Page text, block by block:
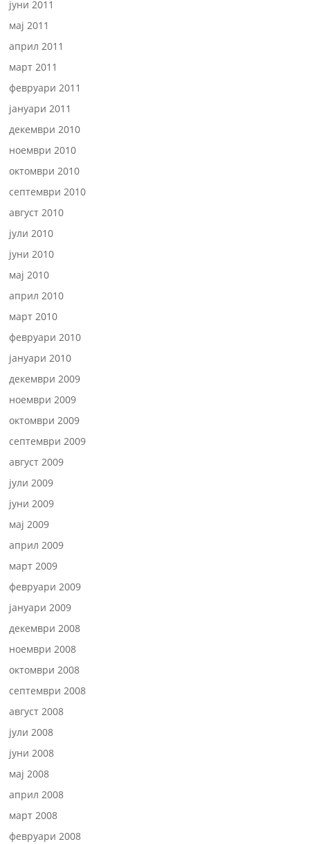
јуни 2011
мај 2011
април 2011
март 2011
февруари 2011
јануари 2011
декември 2010
ноември 2010
октомври 2010
септември 2010
август 2010
јули 2010
јуни 2010
мај 2010
април 2010
март 2010
февруари 2010
јануари 2010
декември 2009
ноември 2009
октомври 2009
септември 2009
август 2009
јули 2009
јуни 2009
мај 2009
април 2009
март 2009
февруари 2009
јануари 2009
декември 2008
ноември 2008
октомври 2008
септември 2008
август 2008
јули 2008
јуни 2008
мај 2008
април 2008
март 2008
февруари 2008